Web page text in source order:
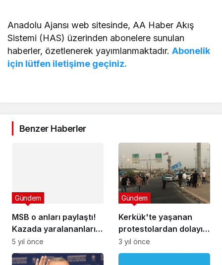
Anadolu Ajansı web sitesinde, AA Haber Akış
Sistemi (HAS) üzerinden abonelere sunulan
haberler, özetlenerek yayımlanmaktadır.Abonelik
için lütfen iletişime geçiniz.
Benzer Haberler
MSB o anları paylaştı!
Kazada yaralananları
Mehmetçik kurtardı
5 yıl önce
Kerkük'te yaşanan
protestolardan dolayı
sokağa çıkma yasağı
ilan edildi
Gündem
3 yıl önce